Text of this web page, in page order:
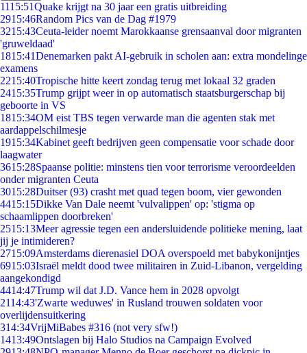
1115:51Quake krijgt na 30 jaar een gratis uitbreiding
2915:46Random Pics van de Dag #1979
3215:43Ceuta-leider noemt Marokkaanse grensaanval door migranten
'gruweldaad'
1815:41Denemarken pakt AI-gebruik in scholen aan: extra mondelinge
examens
2215:40Tropische hitte keert zondag terug met lokaal 32 graden
2415:35Trump grijpt weer in op automatisch staatsburgerschap bij
geboorte in VS
1815:34OM eist TBS tegen verwarde man die agenten stak met
aardappelschilmesje
1915:34Kabinet geeft bedrijven geen compensatie voor schade door
laagwater
3615:28Spaanse politie: minstens tien voor terrorisme veroordeelden
onder migranten Ceuta
3015:28Duitser (93) crasht met quad tegen boom, vier gewonden
4415:15Dikke Van Dale neemt 'vulvalippen' op: 'stigma op
schaamlippen doorbreken'
2515:13Meer agressie tegen een andersluidende politieke mening, laat
jij je intimideren?
2715:09Amsterdams dierenasiel DOA overspoeld met babykonijntjes
6915:03Israël meldt dood twee militairen in Zuid-Libanon, vergelding
aangekondigd
4414:47Trump wil dat J.D. Vance hem in 2028 opvolgt
2114:43'Zwarte weduwes' in Rusland trouwen soldaten voor
overlijdensuitkering
314:34VrijMiBabes #316 (not very sfw!)
1413:49Ontslagen bij Halo Studios na Campaign Evolved